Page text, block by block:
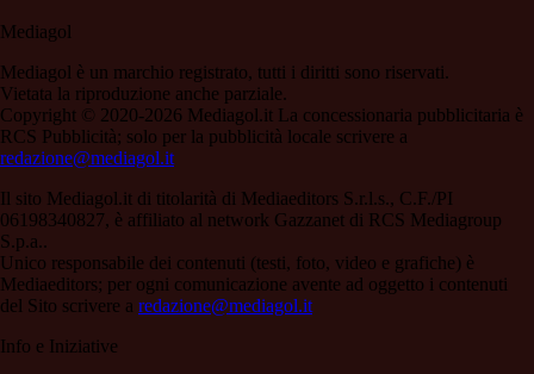
Mediagol
Mediagol è un marchio registrato, tutti i diritti sono riservati.
Vietata la riproduzione anche parziale.
Copyright © 2020-2026 Mediagol.it La concessionaria pubblicitaria è
RCS Pubblicità; solo per la pubblicità locale scrivere a
redazione@mediagol.it
Il sito Mediagol.it di titolarità di Mediaeditors S.r.l.s., C.F./PI
06198340827, è affiliato al network Gazzanet di RCS Mediagroup
S.p.a..
Unico responsabile dei contenuti (testi, foto, video e grafiche) è
Mediaeditors; per ogni comunicazione avente ad oggetto i contenuti
del Sito scrivere a redazione@mediagol.it
Info e Iniziative